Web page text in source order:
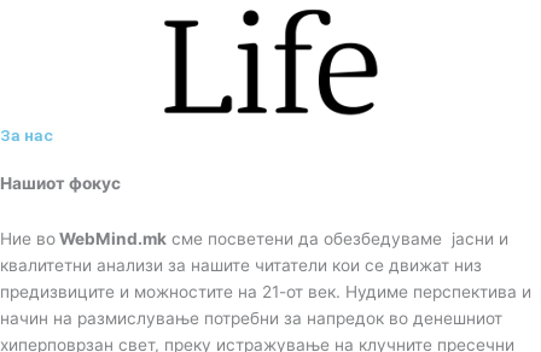
За нас
Нашиот фокус
Ние воWebMind.mk сме посветени да обезбедуваме јасни и
квалитетни анализи за нашите читатели кои се движат низ
предизвиците и можностите на 21-от век. Нудиме перспектива и
начин на размислување потребни за напредок во денешниот
хиперповрзан свет, преку истражување на клучните пресечни